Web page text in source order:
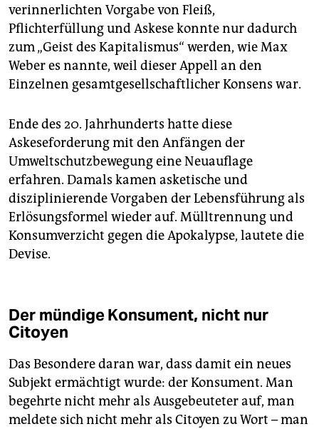
verinnerlichten Vorgabe von Fleiß,
Pflichterfüllung und Askese konnte nur dadurch
zum „Geist des Kapitalismus“ werden, wie Max
Weber es nannte, weil dieser Appell an den
Einzelnen gesamtgesellschaftlicher Konsens war.
Ende des 20. Jahrhunderts hatte diese
Askeseforderung mit den Anfängen der
Umweltschutzbewegung eine Neuauflage
erfahren. Damals kamen asketische und
disziplinierende Vorgaben der Lebensführung als
Erlösungsformel wieder auf. Mülltrennung und
Konsumverzicht gegen die Apokalypse, lautete die
Devise.
Der mündige Konsument, nicht nur
Citoyen
Das Besondere daran war, dass damit ein neues
Subjekt ermächtigt wurde: der Konsument. Man
begehrte nicht mehr als Ausgebeuteter auf, man
meldete sich nicht mehr als Ci­toyen zu Wort – man